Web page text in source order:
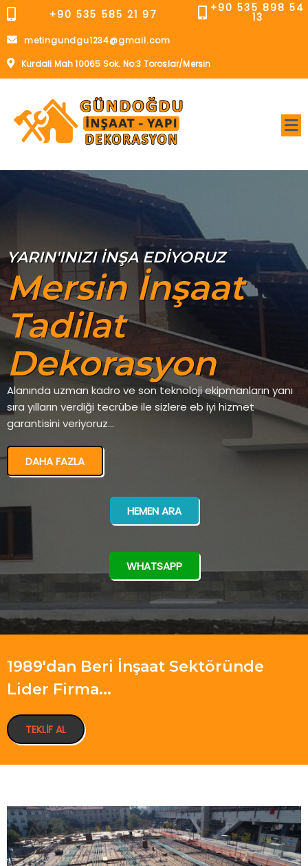
+90 535 585 21 97 +90 535 898 54
13
metingundgu1234@gmail.com
Kurdali Mah 10065 Sok. No:3 Toroslar/Mersin
YARIN'INIZI İNŞA EDİYORUZ
Mersin İnşaat
Tadilat
Dekorasyon
Alanında uzman kadro ve son teknoloji ekipmanların yanı
sıra yılların verdiği tecrübe ile sizlere eb iyi hizmet
garantisini veriyoruz...
DAHA FAZLA
HEMEN ARA
WHATSAPP
1989'dan Beri İnşaat Sektöründe
Lider Firma...
TEKLIF AL